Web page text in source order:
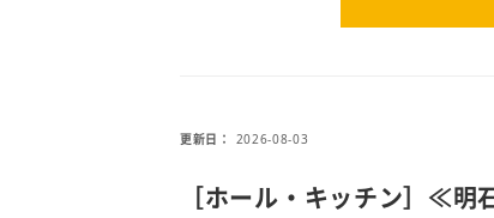
更新日 2026-08-03
［ホール・キッチン］≪